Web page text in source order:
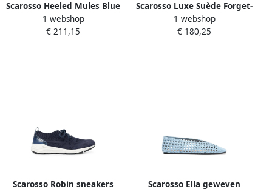
Scarosso Heeled Mules Blue
Dames
1 webshop
€ 211,15
Scarosso Luxe Suède Forget-
Me-Not Ballerina`s Blauw
Dames
1 webshop
€ 180,25
Scarosso Robin sneakers
Scarosso Ella geweven